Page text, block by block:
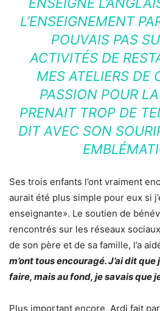
ENSEIGNÉ
L’ENSEIGNEMENT
POUVAIS PAS
ACTIVITÉS DE
MES ATELIERS DE
PASSION POUR
PRENAIT TROP DE
DIT AVEC SON
Ses trois enfants l’ont vraiment
aurait été plus simple pour eux si
enseignante». Le soutien de
rencontrés sur les réseaux
de son père et de sa famille, l’a
m’ont tous encouragé. J’ai dit
faire, mais au fond, je savais que
Plus important encore, Ardi fait